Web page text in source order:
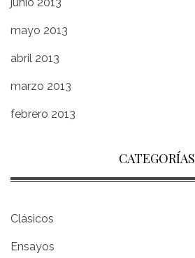
mayo 2013
abril 2013
marzo 2013
febrero 2013
CATEGORÍAS
Clásicos
Ensayos